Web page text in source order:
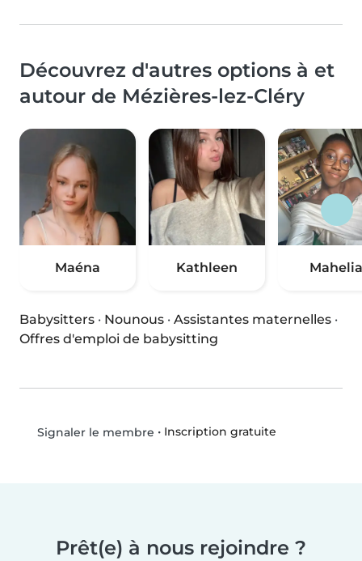
Découvrez d'autres options à et
autour de Mézières-lez-Cléry
Maéna Kathleen Mahelia
Babysitters · Nounous · Assistantes maternelles ·
Offres d'emploi de babysitting
Signaler le membre • Inscription gratuite
Prêt(e) à nous rejoindre ?